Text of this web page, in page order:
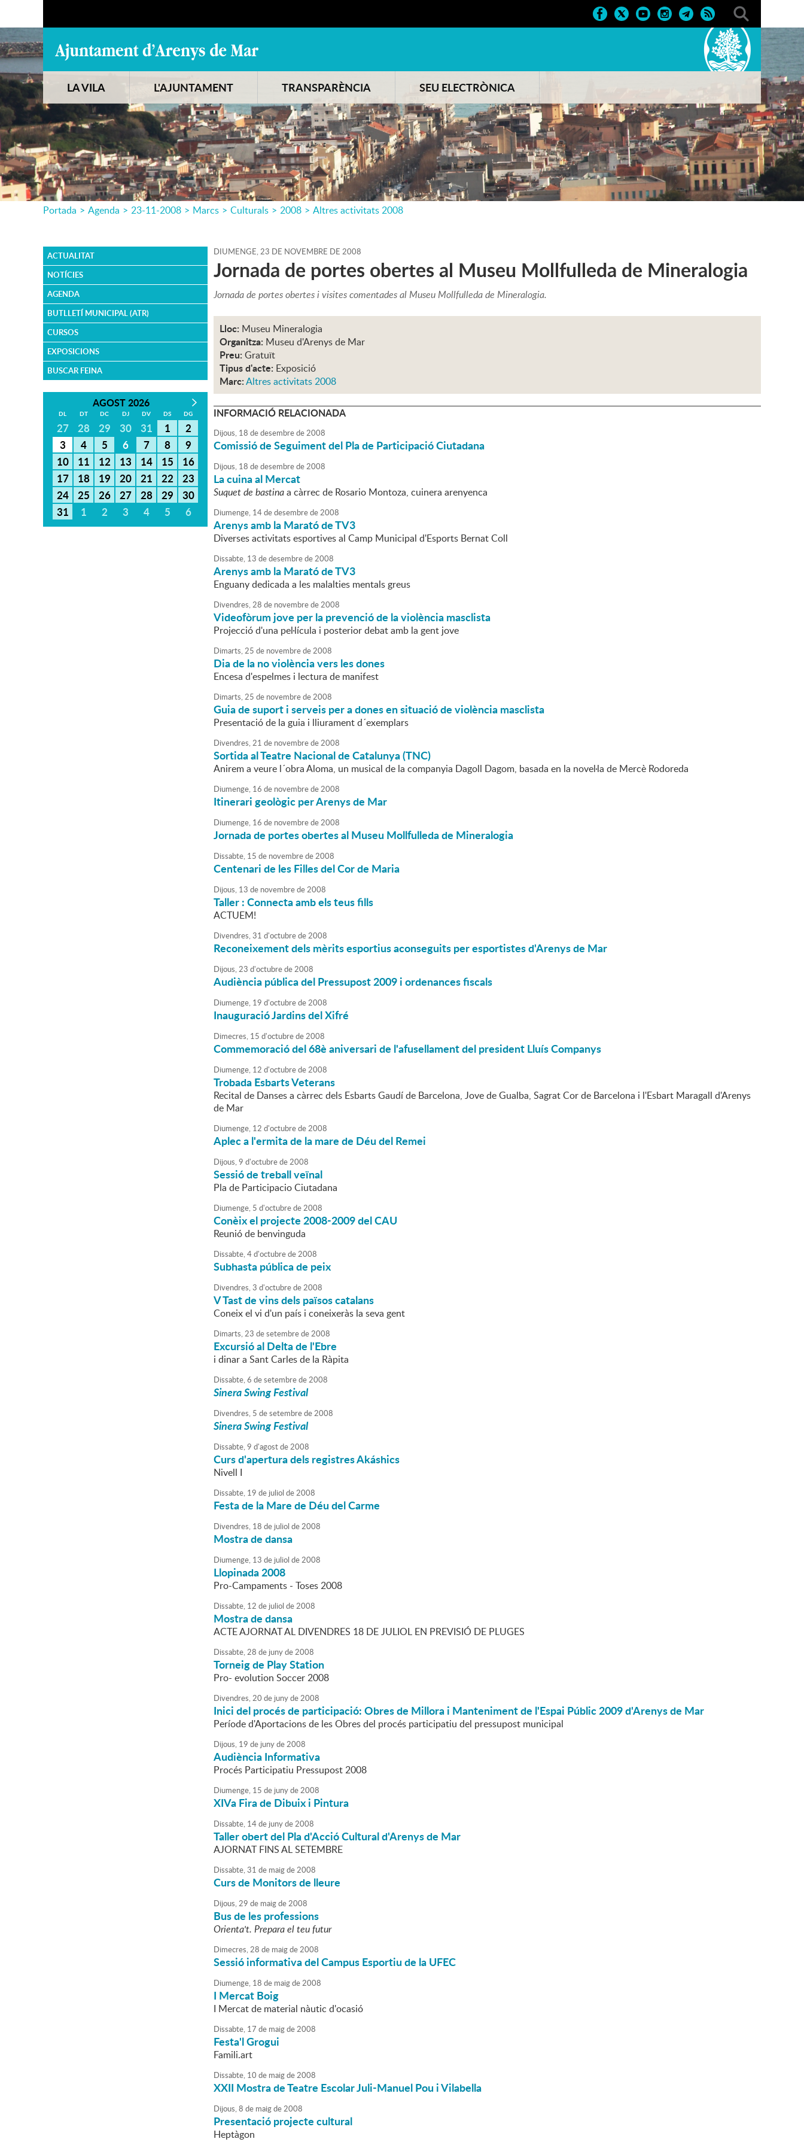
LA VILA L'AJUNTAMENT TRANSPARÈNCIA SEU ELECTRÒNICA
Portada > Agenda > 23-11-2008 > Marcs > Culturals > 2008 > Altres activitats 2008
ACTUALITAT
NOTÍCIES
AGENDA
BUTLLETÍ MUNICIPAL (ATR)
CURSOS
EXPOSICIONS
BUSCAR FEINA
AGOST 2026
DL DT DC DJ DV DS DG
27 28 29 30 31 1
2
3
4 5 6 7 8
9
10
11 12 13 14 15
16
17
18 19 20 21 22
23
24
25 26 27 28 29
30
31
1 2 3 4 5 6
DIUMENGE,23 DE NOVEMBRE DE 2008
Jornada de portes obertes al Museu Mollfulleda de Mineralogia
Jornada de portes obertes i visites comentades al Museu Mollfulleda de Mineralogia.
Lloc: Museu Mineralogia
Organitza: Museu d'Arenys de Mar
Preu: Gratuït
Tipus d'acte: Exposició
Marc:Altres activitats 2008
INFORMACIÓ RELACIONADA
Dijous, 18 dedesembrede2008
Comissió de Seguiment del Pla de Participació Ciutadana
Dijous, 18 dedesembrede2008
La cuina al Mercat
Suquet de bastinaa càrrec de Rosario Montoza, cuinera arenyenca
Diumenge, 14dedesembrede2008
Arenys amb la Marató de TV3
Diverses activitats esportives al Camp Municipal d'Esports Bernat Coll
Dissabte, 13 dedesembrede2008
Arenys amb la Marató de TV3
Enguany dedicada a les malalties mentals greus
Divendres,28 de novembrede2008
Videofòrum jove per la prevenció de la violència masclista
Projecció d'una pel·lícula i posterior debat amb la gent jove
Dimarts,25 de novembrede2008
Dia de la no violència vers les dones
Encesa d'espelmes i lectura de manifest
Dimarts,25 de novembrede2008
Guia de suport i serveis per a dones en situació de violència masclista
Presentació de la guia i lliurament d´exemplars
Divendres,21 de novembrede2008
Sortida al Teatre Nacional de Catalunya (TNC)
Anirem a veure l´obra Aloma, un musical de la companyia Dagoll Dagom, basada en la novel·la de Mercè Rodoreda
Diumenge, 16 de novembrede2008
Itinerari geològic per Arenys de Mar
Diumenge, 16 de novembrede2008
Jornada de portes obertes al Museu Mollfulleda de Mineralogia
Dissabte, 15 de novembrede2008
Centenari de les Filles del Cor de Maria
Dijous, 13 de novembrede2008
Taller : Connecta amb els teus fills
ACTUEM!
Divendres,31 d'octubrede2008
Reconeixement dels mèrits esportius aconseguits per esportistes d'Arenys de Mar
Dijous,23 d'octubrede2008
Audiència pública del Pressupost 2009 i ordenances fiscals
Diumenge, 19 d'octubrede2008
Inauguració Jardins del Xifré
Dimecres, 15 d'octubrede2008
Commemoració del 68è aniversari de l'afusellament del president Lluís Companys
Diumenge, 12 d'octubrede2008
Trobada Esbarts Veterans
Recital de Danses a càrrec dels Esbarts Gaudí de Barcelona, Jove de Gualba, Sagrat Cor de Barcelona i l'Esbart Maragall d'Arenys
de Mar
Diumenge, 12 d'octubrede2008
Aplec a l'ermita de la mare de Déu del Remei
Dijous,9 d'octubrede2008
Sessió de treball veïnal
Pla de Participacio Ciutadana
Diumenge, 5 d'octubrede2008
Conèix el projecte 2008-2009 del CAU
Reunió de benvinguda
Dissabte,4d'octubrede2008
Subhasta pública de peix
Divendres,3 d'octubrede2008
V Tast de vins dels països catalans
Coneix el vi d'un país i coneixeràs la seva gent
Dimarts,23 desetembrede2008
Excursió al Delta de l'Ebre
i dinar a Sant Carles de la Ràpita
Dissabte,6 desetembrede2008
Sinera Swing Festival
Divendres, 5 desetembrede2008
Sinera Swing Festival
Dissabte,9 d'agostde2008
Curs d'apertura dels registres Akáshics
Nivell I
Dissabte, 19 de juliol de2008
Festa de la Mare de Déu del Carme
Divendres, 18 de juliol de2008
Mostra de dansa
Diumenge, 13 de juliol de2008
Llopinada 2008
Pro-Campaments - Toses 2008
Dissabte, 12 de juliol de2008
Mostra de dansa
ACTE AJORNAT AL DIVENDRES 18 DE JULIOL EN PREVISIÓ DE PLUGES
Dissabte,28 de junyde2008
Torneig de Play Station
Pro- evolution Soccer 2008
Divendres,20 de junyde2008
Inici del procés de participació: Obres de Millora i Manteniment de l'Espai Públic 2009 d'Arenys de Mar
Període d'Aportacions de les Obres del procés participatiu del pressupost municipal
Dijous, 19 de junyde2008
Audiència Informativa
Procés Participatiu Pressupost 2008
Diumenge, 15 de junyde2008
XIVa Fira de Dibuix i Pintura
Dissabte, 14de junyde2008
Taller obert del Pla d'Acció Cultural d'Arenys de Mar
AJORNAT FINS AL SETEMBRE
Dissabte,31 de maigde2008
Curs de Monitors de lleure
Dijous,29 de maigde2008
Bus de les professions
Orienta't. Prepara el teu futur
Dimecres,28 de maigde2008
Sessió informativa del Campus Esportiu de la UFEC
Diumenge, 18 de maigde2008
I Mercat Boig
I Mercat de material nàutic d'ocasió
Dissabte, 17 de maigde2008
Festa'l Grogui
Famili.art
Dissabte, 10 de maigde2008
XXII Mostra de Teatre Escolar Juli-Manuel Pou i Vilabella
Dijous,8 de maigde2008
Presentació projecte cultural
Heptàgon